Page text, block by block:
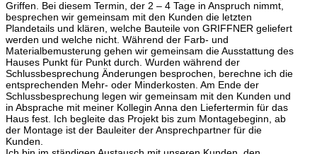
Griffen. Bei diesem Termin, der 2 – 4 Tage in Anspruch nimmt,
besprechen wir gemeinsam mit den Kunden die letzten
Plandetails und klären, welche Bauteile von GRIFFNER geliefert
werden und welche nicht. Während der Farb- und
Materialbemusterung gehen wir gemeinsam die Ausstattung des
Hauses Punkt für Punkt durch. Wurden während der
Schlussbesprechung Änderungen besprochen, berechne ich die
entsprechenden Mehr- oder Minderkosten. Am Ende der
Schlussbesprechung legen wir gemeinsam mit den Kunden und
in Absprache mit meiner Kollegin Anna den Liefertermin für das
Haus fest. Ich begleite das Projekt bis zum Montagebeginn, ab
der Montage ist der Bauleiter der Ansprechpartner für die
Kunden.